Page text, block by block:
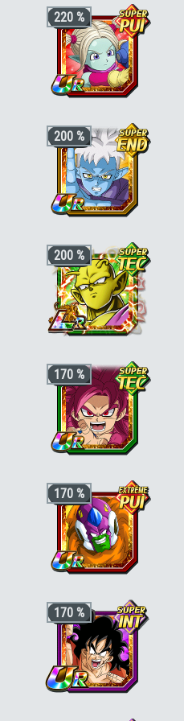
220 %
+3 ki, +170% stats pour la catégorie
"Pouvoir démoniaque"ou"DAIMA"
+50% stats bonus si aussi"Prodiges du
combat","Divin"ou"Saiyan pur"
200 %
+3 ki, +200% stats pour la catégorie
"Pouvoir démoniaque"; +3 ki, +170%
stats pour la catégorie"Prodiges du
combat"ou"Combat rapide"
"Pouvoir démoniaque"), +30% stats
bonus si aussi"Chercheurs de boules
de cristal"
200 %
Ki +3, PV, ATT et DÉF +170 % pour la
catégorie"Héros de DB Super"
"Prodiges du combat", et KI +1, PV, ATT
et DÉF +30 % en plus si le perso est
aussi de catégorie"Lien maître et
disciple"ou"Héros des films"
170 %
+3 ki, +200% HP & +170% ATT/DEF
pour la catégorie"Pouvoir
démoniaque"ou"Saiyan pur", +50%
stats bonus si aussi"Chercheurs de
boules de cristal","Voyageur du temps"
ou"Lien parental"
170 %
+3 ki, +170% stats pour la catégorie
"Pouvoir démoniaque","Diaboliques et
sans merci"ou"Boss des films"
stats bonus si aussi "Terrifiants
conquérants"ou"Guerriers
galactiques"
170 %